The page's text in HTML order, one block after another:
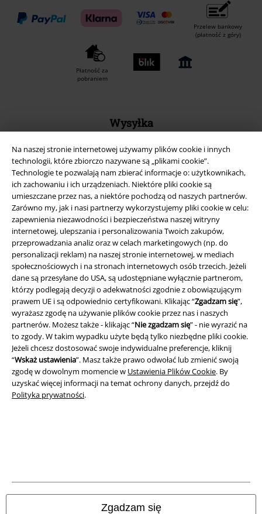
Na naszej stronie internetowej używamy plików cookie i innych
technologii, które zbiorczo nazywane są „plikami cookie”.
Technologie te pozwalają nam zbierać informacje o: użytkownikach,
ich zachowaniu i ich urządzeniach. Niektóre pliki cookie są
umieszczane przez nas, a niektóre pochodzą od naszych partnerów.
Zarówno my, jak i nasi partnerzy wykorzystujemy pliki cookie w celu:
zapewnienia niezawodności i bezpieczeństwa naszej witryny
internetowej, ulepszania i personalizowania Twoich zakupów,
przeprowadzania analiz oraz w celach marketingowych (np. do
personalizacji reklam) na naszej stronie internetowej, w mediach
społecznościowych i na stronach internetowych osób trzecich. Jeżeli
dane są przesyłane do USA, są udostępniane wyłącznie partnerom,
którzy podlegają decyzji o adekwatności zgodnie z obowiązującym
prawem UE i są odpowiednio certyfikowani. Klikając “Zgadzam się”,
wyrażasz zgodę na używanie plików cookie przez nas i naszych
partnerów. Możesz także - klikając “Nie zgadzam się” - nie wyrazić na
to zgody. W takim wypadku użyte będą tylko niezbędne pliki cookie.
Jeżeli chcesz dostosować swoje indywidualne preferencje, kliknij
“Wskaż ustawienia”. Masz także prawo odwołać lub zmienić swoją
zgodę w dowolnym momencie w Ustawienia Plików Cookie. By
uzyskać więcej informacji na temat ochrony danych, przejdź do
Polityka prywatności.
Zgadzam się
Przelew bankowy
(płatność z góry)
Płatność za
pobraniem
Wysyłka
Aplikację EMP
Ściągnij nową aplikację EMP - ZA DARMO - i korzystaj z nowych
funkcji!
A Warner Music Group Company